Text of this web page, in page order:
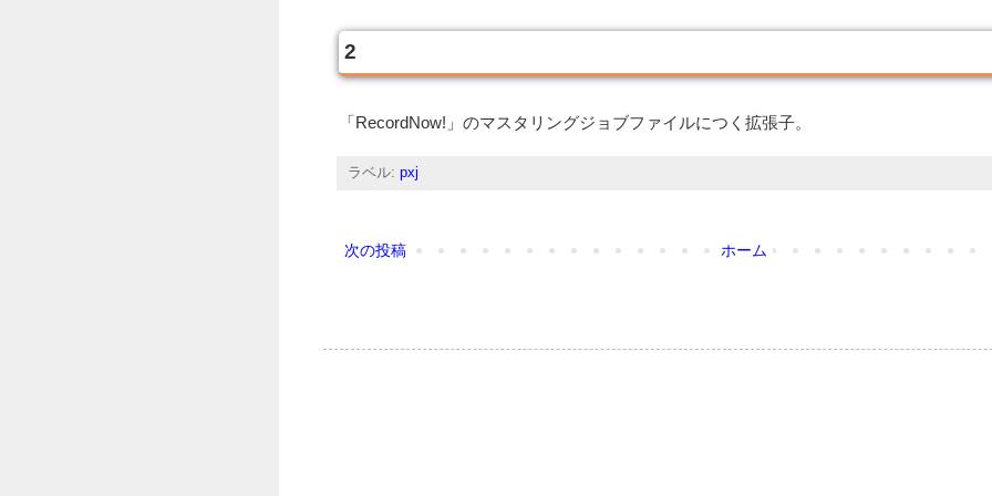
2
「RecordNow!」のマスタリングジョブファイルにつく拡張子。
ラベル: pxj
次の投稿 ホーム